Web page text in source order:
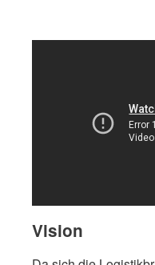
Vision